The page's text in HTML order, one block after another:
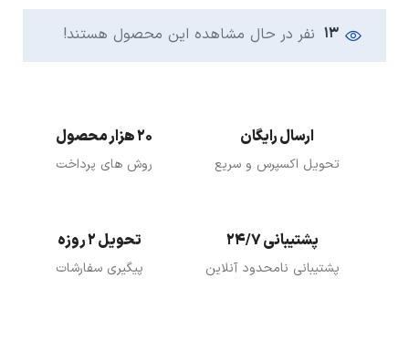
13 نفر در حال مشاهده این محصول هستند!
ارسال رایگان
تحویل اکسپرس و سریع
20 هزار محصول
روش های پرداخت
پشتیبانی 24/7
پشتیبانی نامحدود آنلاین
تحویل 2 روزه
پیگیری سفارشات